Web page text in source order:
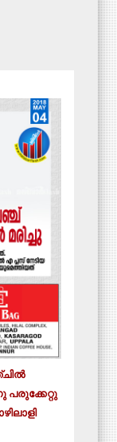
പരുക്കേറ്റു